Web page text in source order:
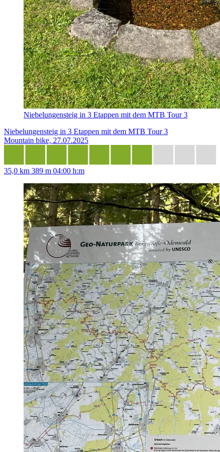
Niebelungensteig in 3 Etappen mit dem MTB Tour 3
Niebelungensteig in 3 Etappen mit dem MTB Tour 3
Mountain bike, 27.07.2025
35,0 km 389 m 04:00 h:m